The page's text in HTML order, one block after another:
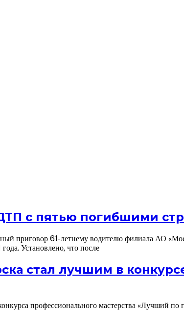
с пятью погибшими
приговор 61-летнему водителю филиала АО
Установлено, что после
стал лучшим в
профессионального мастерства «Лучший по